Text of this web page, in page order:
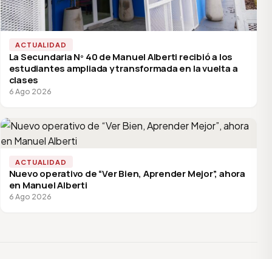
ACTUALIDAD
La Secundaria Nº 40 de Manuel Alberti recibió a los
estudiantes ampliada y transformada en la vuelta a
clases
6 Ago 2026
ACTUALIDAD
Nuevo operativo de “Ver Bien, Aprender Mejor”, ahora
en Manuel Alberti
6 Ago 2026